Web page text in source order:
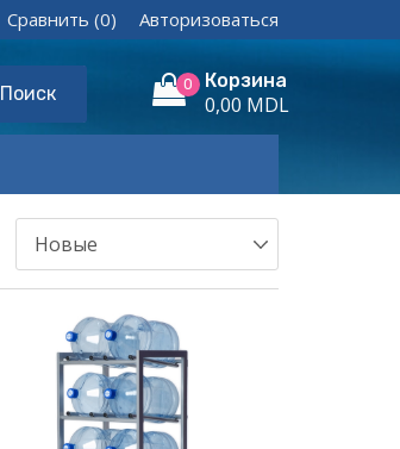
Сравнить (0) Авторизоваться
0 Корзина
0,00 MDL
Поиск